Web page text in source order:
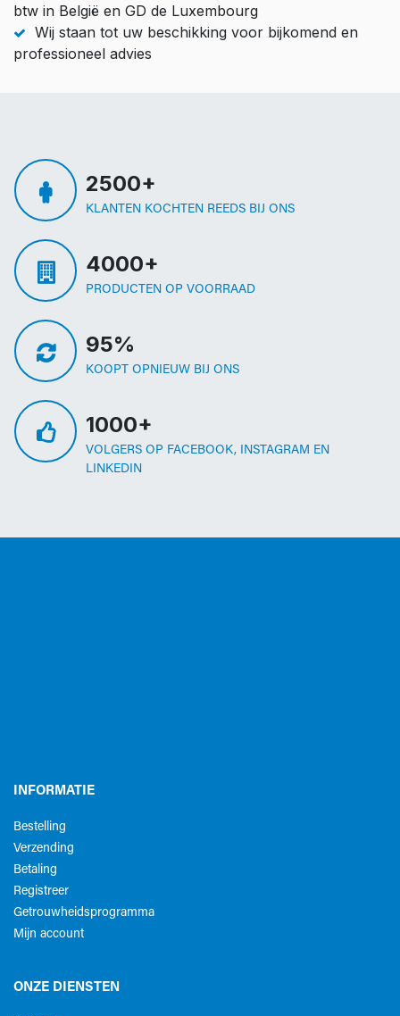
btw in België en GD de Luxembourg
Wij staan tot uw beschikking voor bijkomend en
professioneel advies
2500+
KLANTEN KOCHTEN REEDS BIJ ONS
4000+
PRODUCTEN OP VOORRAAD
95%
KOOPT OPNIEUW BIJ ONS
1000+
VOLGERS OP FACEBOOK, INSTAGRAM EN
LINKEDIN
INFORMATIE
Bestelling
Verzending
Betaling
Registreer
Getrouwheidsprogramma
Mijn account
ONZE DIENSTEN